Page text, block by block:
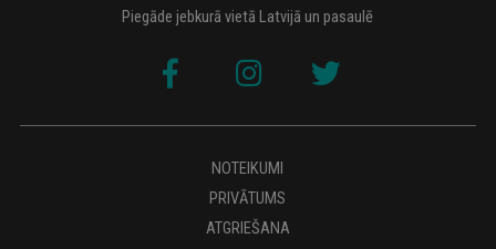
Piegāde jebkurā vietā Latvijā un pasaulē
NOTEIKUMI
PRIVĀTUMS
ATGRIEŠANA